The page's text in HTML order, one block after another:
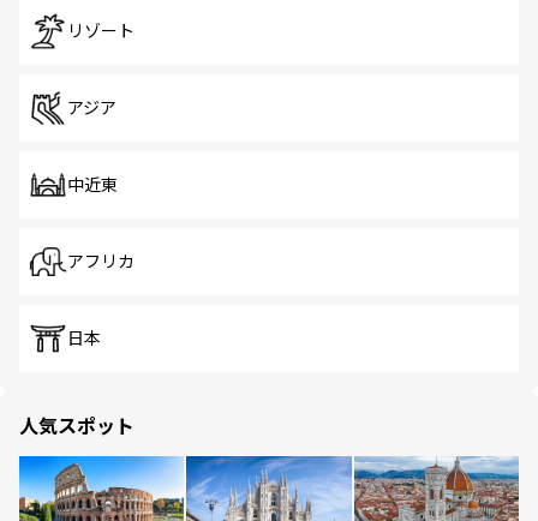
リゾート
アジア
中近東
アフリカ
日本
人気スポット